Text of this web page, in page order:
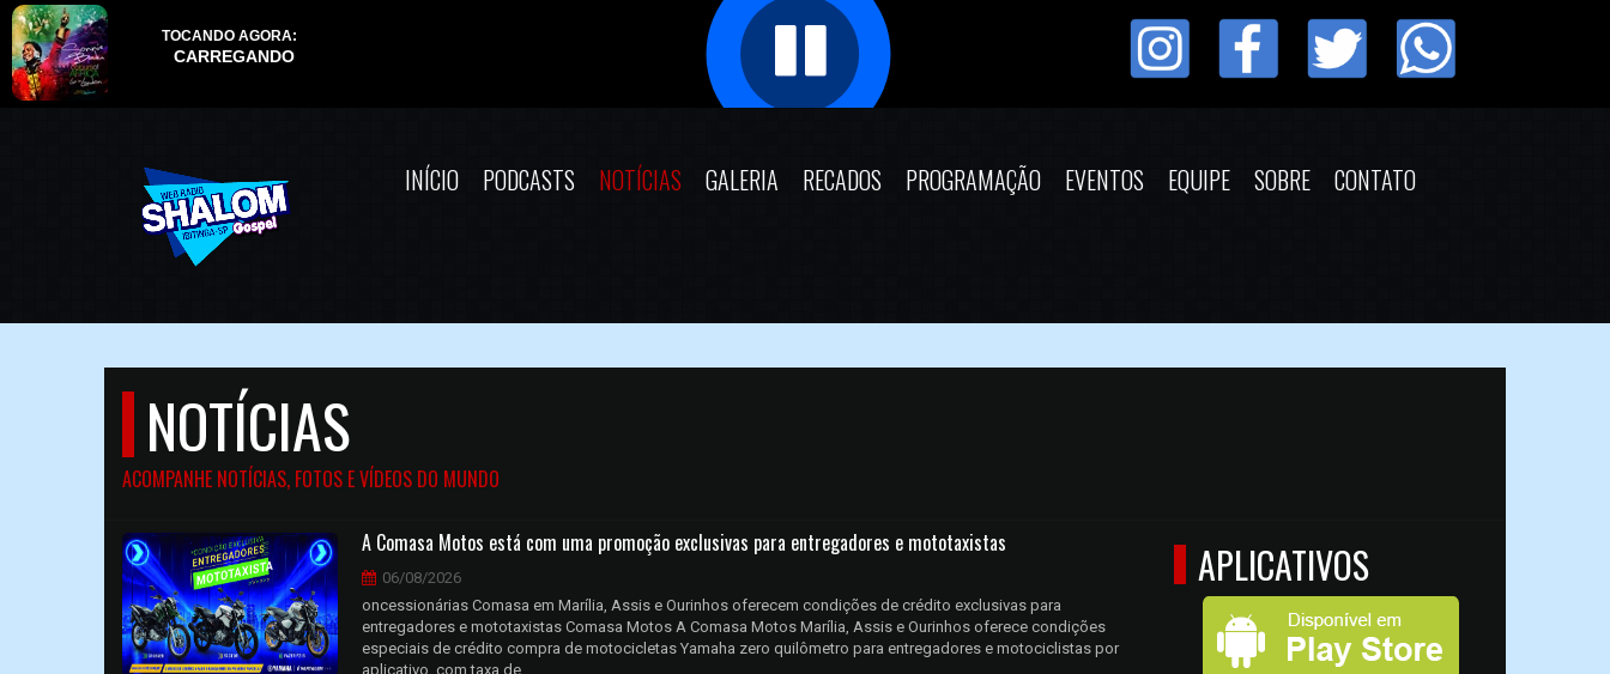
INÍCIO PODCASTS NOTÍCIAS GALERIA RECADOS PROGRAMAÇÃO EVENTOS EQUIPE SOBRE CONTATO
NOTÍCIAS
ACOMPANHE NOTÍCIAS, FOTOS E VÍDEOS DO MUNDO
A Comasa Motos está com uma promoção exclusivas para entregadores e mototaxistas
06/08/2026
oncessionárias Comasa em Marília, Assis e Ourinhos oferecem condições de crédito exclusivas para
entregadores e mototaxistas Comasa Motos A Comasa Motos Marília, Assis e Ourinhos oferece condições
especiais de crédito compra de motocicletas Yamaha zero quilômetro para entregadores e motociclistas por
aplicativo, com taxa de...
APLICATIVOS